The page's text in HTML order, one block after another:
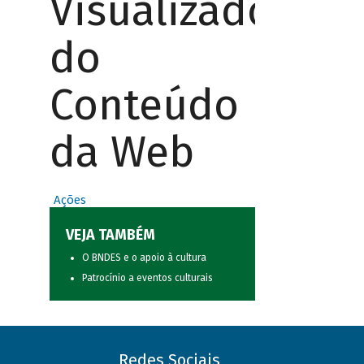
Visualizador
do
Conteúdo
da Web
Ações
VEJA TAMBÉM
O BNDES e o apoio à cultura
Patrocínio a eventos culturais
Redes Sociais